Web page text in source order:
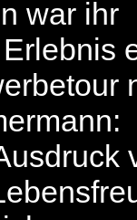
war ihr